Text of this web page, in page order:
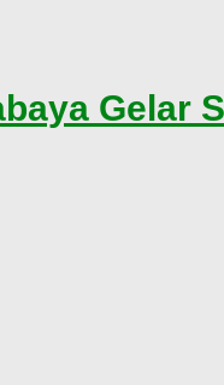
Gelar